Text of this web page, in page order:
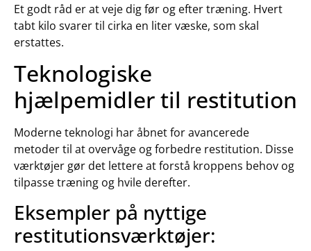
Et godt råd er at veje dig før og efter træning. Hvert
tabt kilo svarer til cirka en liter væske, som skal
erstattes.
Teknologiske
hjælpemidler til restitution
Moderne teknologi har åbnet for avancerede
metoder til at overvåge og forbedre restitution. Disse
værktøjer gør det lettere at forstå kroppens behov og
tilpasse træning og hvile derefter.
Eksempler på nyttige
restitutionsværktøjer: